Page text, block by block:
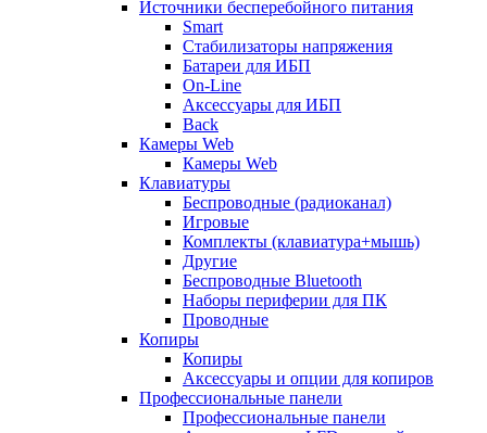
Источники бесперебойного питания
Smart
Стабилизаторы напряжения
Батареи для ИБП
On-Line
Аксессуары для ИБП
Back
Камеры Web
Камеры Web
Клавиатуры
Беспроводные (радиоканал)
Игровые
Комплекты (клавиатура+мышь)
Другие
Беспроводные Bluetooth
Наборы периферии для ПК
Проводные
Копиры
Копиры
Аксессуары и опции для копиров
Профессиональные панели
Профессиональные панели